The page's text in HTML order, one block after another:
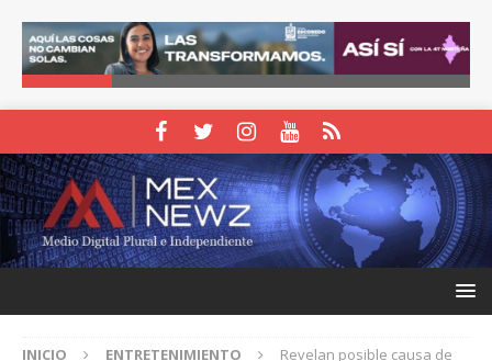
INICIO ENTRETENIMIENTO
Revelan posible causa de